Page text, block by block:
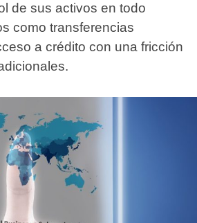
de sus activos en todo
como transferencias
a crédito con una fricción